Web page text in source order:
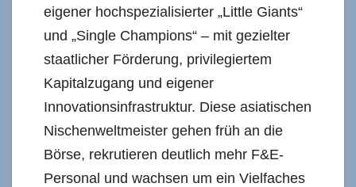
eigener hochspezialisierter „Little Giants“
und „Single Champions“ – mit gezielter
staatlicher Förderung, privilegiertem
Kapitalzugang und eigener
Innovationsinfrastruktur. Diese asiatischen
Nischenweltmeister gehen früh an die
Börse, rekrutieren deutlich mehr F&E-
Personal und wachsen um ein Vielfaches